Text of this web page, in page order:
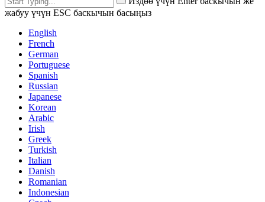
жабуу үчүн ESC баскычын басыңыз
English
French
German
Portuguese
Spanish
Russian
Japanese
Korean
Arabic
Irish
Greek
Turkish
Italian
Danish
Romanian
Indonesian